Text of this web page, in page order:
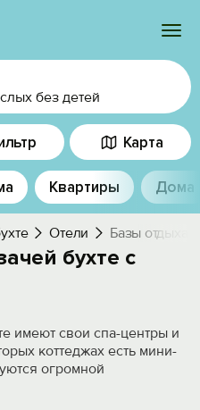
без детей
Карта
Квартиры Дома
Отели Базы отдыха
бухте с
имеют свои спа-центры и
коттеджах есть мини-
огромной